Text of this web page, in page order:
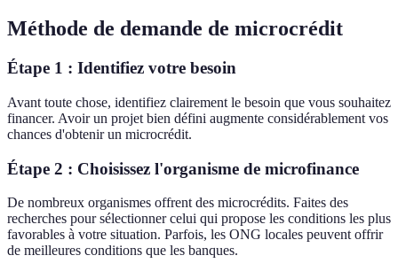
Méthode de demande de microcrédit
Étape 1 : Identifiez votre besoin
Avant toute chose, identifiez clairement le besoin que vous souhaitez
financer. Avoir un projet bien défini augmente considérablement vos
chances d'obtenir un microcrédit.
Étape 2 : Choisissez l'organisme de microfinance
De nombreux organismes offrent des microcrédits. Faites des
recherches pour sélectionner celui qui propose les conditions les plus
favorables à votre situation. Parfois, les ONG locales peuvent offrir
de meilleures conditions que les banques.